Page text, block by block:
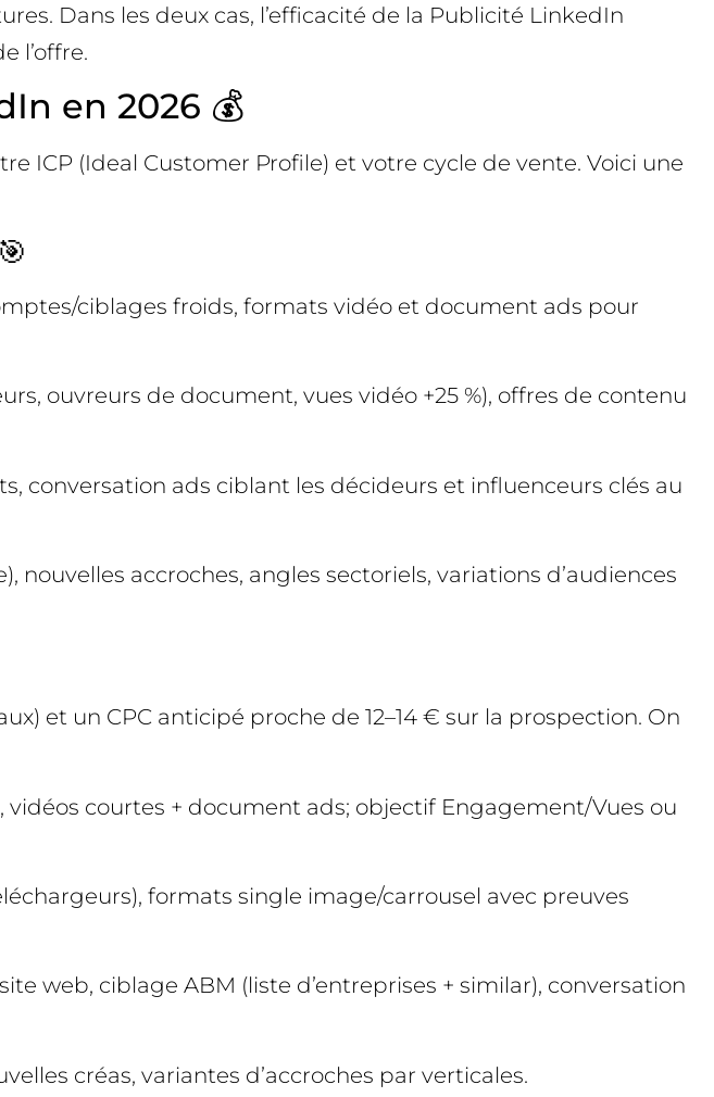
Dans les deux cas, l’efficacité de la Publicité LinkedIn
l’offre.
en 2026 💰
ICP (Ideal Customer Profile) et votre cycle de vente. Voici une
ciblages froids, formats vidéo et document ads pour
ouvreurs de document, vues vidéo +25 %), offres de contenu
conversation ads ciblant les décideurs et influenceurs clés au
nouvelles accroches, angles sectoriels, variations d’audiences
et un CPC anticipé proche de 12–14 € sur la prospection. On
courtes + document ads; objectif Engagement/Vues ou
formats single image/carrousel avec preuves
web, ciblage ABM (liste d’entreprises + similar), conversation
créas, variantes d’accroches par verticales.